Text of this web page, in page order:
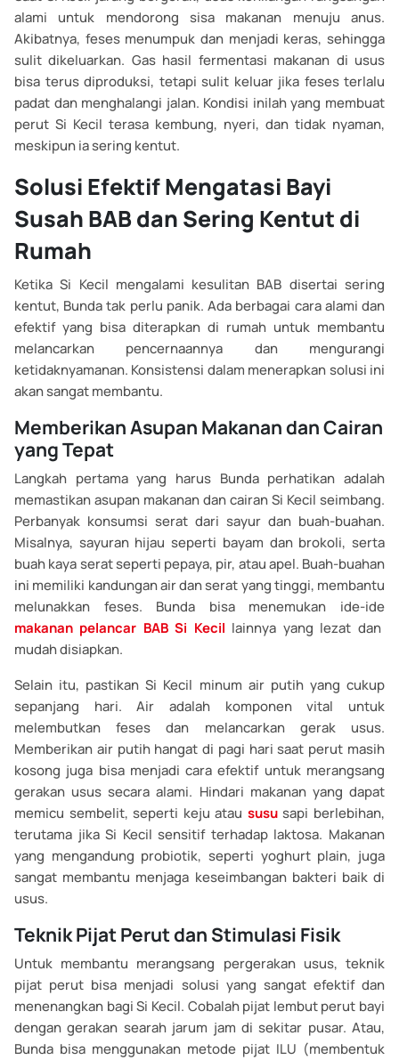
alami untuk mendorong sisa makanan menuju anus.
Akibatnya, feses menumpuk dan menjadi keras, sehingga
sulit dikeluarkan. Gas hasil fermentasi makanan di usus
bisa terus diproduksi, tetapi sulit keluar jika feses terlalu
padat dan menghalangi jalan. Kondisi inilah yang membuat
perut Si Kecil terasa kembung, nyeri, dan tidak nyaman,
meskipun ia sering kentut.
Solusi Efektif Mengatasi Bayi
Susah BAB dan Sering Kentut di
Rumah
Ketika Si Kecil mengalami kesulitan BAB disertai sering
kentut, Bunda tak perlu panik. Ada berbagai cara alami dan
efektif yang bisa diterapkan di rumah untuk membantu
melancarkan pencernaannya dan mengurangi
ketidaknyamanan. Konsistensi dalam menerapkan solusi ini
akan sangat membantu.
Memberikan Asupan Makanan dan Cairan
yang Tepat
Langkah pertama yang harus Bunda perhatikan adalah
memastikan asupan makanan dan cairan Si Kecil seimbang.
Perbanyak konsumsi serat dari sayur dan buah-buahan.
Misalnya, sayuran hijau seperti bayam dan brokoli, serta
buah kaya serat seperti pepaya, pir, atau apel. Buah-buahan
ini memiliki kandungan air dan serat yang tinggi, membantu
melunakkan feses. Bunda bisa menemukan ide-ide
makanan pelancar BAB Si Kecil lainnya yang lezat dan
mudah disiapkan.
Selain itu, pastikan Si Kecil minum air putih yang cukup
sepanjang hari. Air adalah komponen vital untuk
melembutkan feses dan melancarkan gerak usus.
Memberikan air putih hangat di pagi hari saat perut masih
kosong juga bisa menjadi cara efektif untuk merangsang
gerakan usus secara alami. Hindari makanan yang dapat
memicu sembelit, seperti keju atau sususapi berlebihan,
terutama jika Si Kecil sensitif terhadap laktosa. Makanan
yang mengandung probiotik, seperti yoghurt plain, juga
sangat membantu menjaga keseimbangan bakteri baik di
usus.
Teknik Pijat Perut dan Stimulasi Fisik
Untuk membantu merangsang pergerakan usus, teknik
pijat perut bisa menjadi solusi yang sangat efektif dan
menenangkan bagi Si Kecil. Cobalah pijat lembut perut bayi
dengan gerakan searah jarum jam di sekitar pusar. Atau,
Bunda bisa menggunakan metode pijat ILU (membentuk